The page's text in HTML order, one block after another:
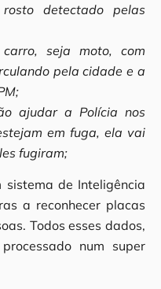
detectado pelas
seja moto, com
pela cidade e a
ajudar a Polícia nos
em fuga, ela vai
fugiram;
sistema de Inteligência
a reconhecer placas
Todos esses dados,
num super